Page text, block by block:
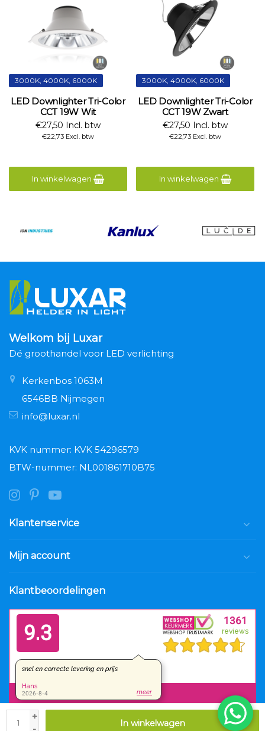
+
In winkelwagen
3000K, 4000K, 6000K
LED Downlighter Tri-Color
CCT 19W Wit
€27,50 Incl. btw
€22,73 Excl. btw
In winkelwagen
3000K, 4000K, 6000K
LED Downlighter Tri-Color
CCT 19W Zwart
€27,50 Incl. btw
€22,73 Excl. btw
In winkelwagen
Welkom bij Luxar
Dé groothandel voor LED verlichting
Kerkenbos 1063M
6546BB Nijmegen
info@luxar.nl
KVK nummer: KVK 54296579
BTW-nummer: NL001861710B75
Klantenservice
Mijn account
Klantbeoordelingen
© Copyright 2026 Luxar.nl